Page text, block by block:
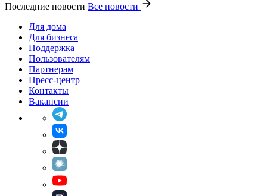
Последние новости Все новости
Для дома
Для бизнеса
Поддержка
Пользователям
Партнерам
Пресс-центр
Контакты
Вакансии